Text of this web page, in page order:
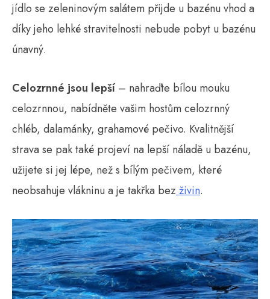
jídlo se zeleninovým salátem přijde u bazénu vhod a
díky jeho lehké stravitelnosti nebude pobyt u bazénu
únavný.
Celozrnné jsou lepší – nahraďte bílou mouku
celozrnnou, nabídněte vašim hostům celozrnný
chléb, dalamánky, grahamové pečivo. Kvalitnější
strava se pak také projeví na lepší náladě u bazénu,
užijete si jej lépe, než s bílým pečivem, které
neobsahuje vlákninu a je takřka bez živin.